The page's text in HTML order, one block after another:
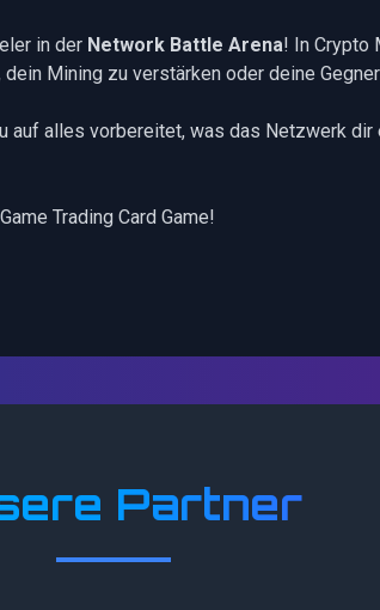
in der Network Battle Arena! In Crypto
Mining zu verstärken oder deine
auf alles vorbereitet, was das Netzwerk
Trading Card Game!
Partner